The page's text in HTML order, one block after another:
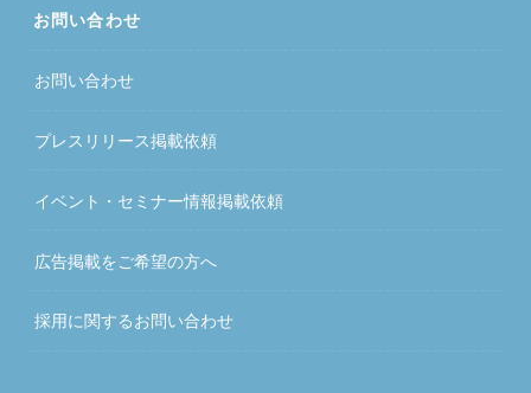
お問い合わせ
お問い合わせ
プレスリリース掲載依頼
イベント・セミナー情報掲載依頼
広告掲載をご希望の方へ
採用に関するお問い合わせ